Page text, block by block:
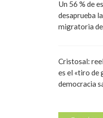
Un 56 % de
desaprueba
migratoria
Cristosal:
es el «tiro de
democracia